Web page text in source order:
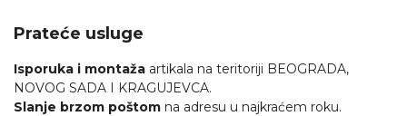
Prateće usluge
Isporuka i montaža artikala na teritoriji BEOGRADA,
NOVOG SADA I KRAGUJEVCA.
Slanje brzom poštom na adresu u najkraćem roku.